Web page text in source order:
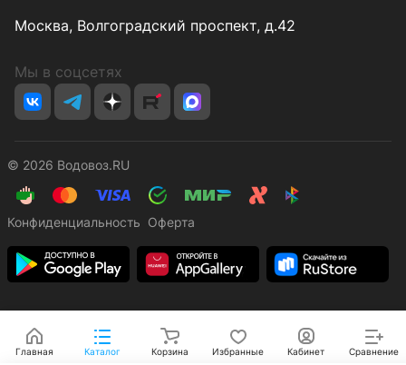
Москва, Волгоградский проспект, д.42
Мы в соцсетях
© 2026 Водовоз.RU
Конфиденциальность Оферта
Главная Каталог Корзина Избранные Кабинет Сравнение